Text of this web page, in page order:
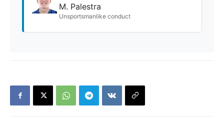
M. Palestra
Unsportsmanlike conduct